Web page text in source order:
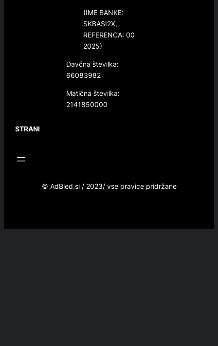
(IME BANKE:
SKBASI2X,
REFERENCA: 00
2025)
Davčna številka:
66083982
Matična številka:
2141850000
STRANI
© AdBled.si / 2023/ vse pravice pridržane